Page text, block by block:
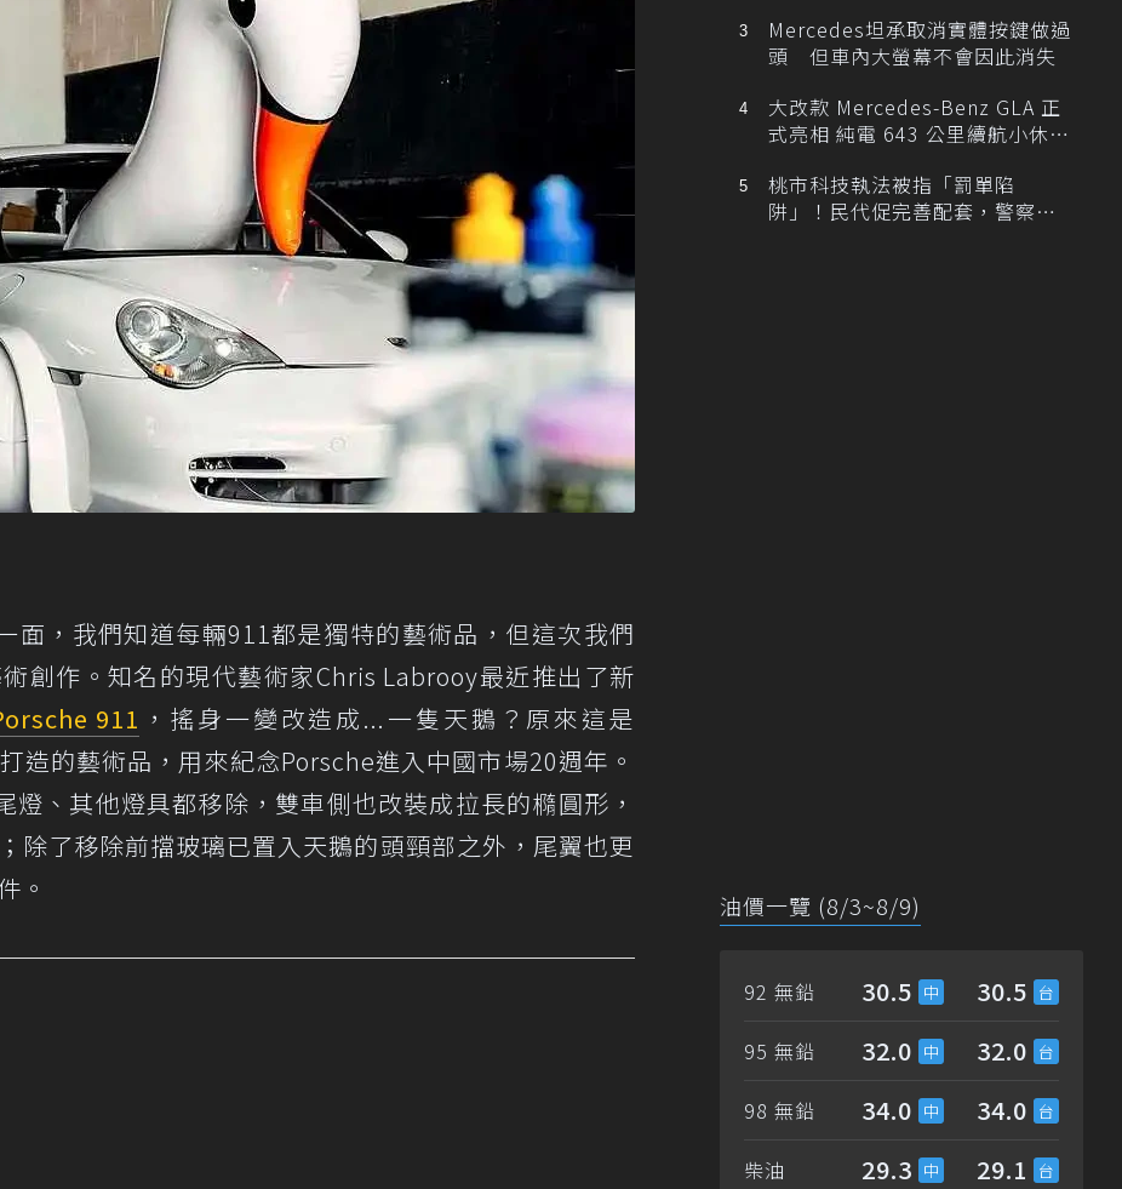
面，我們知道每輛911都是獨特的藝術品，但這次我們
創作。知名的現代藝術家Chris Labrooy最近推出了新
911 ，搖身一變改造成...一隻天鵝？原來這是
造的藝術品，用來紀念Porsche進入中國市場20週年。
、其他燈具都移除，雙車側也改裝成拉長的橢圓形，
除了移除前擋玻璃已置入天鵝的頭頸部之外，尾翼也更
。
Mercedes坦承取消實體按鍵做過
頭 但車內大螢幕不會因此消失
大改款 Mercedes-Benz GLA 正
式亮相 純電 643 公里續航小休
桃市科技執法被指「罰單陷
阱」！民代促完善配套，警察局
油價一覽 (8/3~8/9)
92 無鉛 30.5 30.5
95 無鉛 32.0 32.0
98 無鉛 34.0 34.0
柴油 29.3 29.1